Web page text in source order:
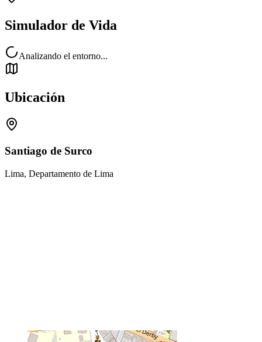
Simulador de Vida
Analizando el entorno...
Ubicación
Santiago de Surco
Lima, Departamento de Lima